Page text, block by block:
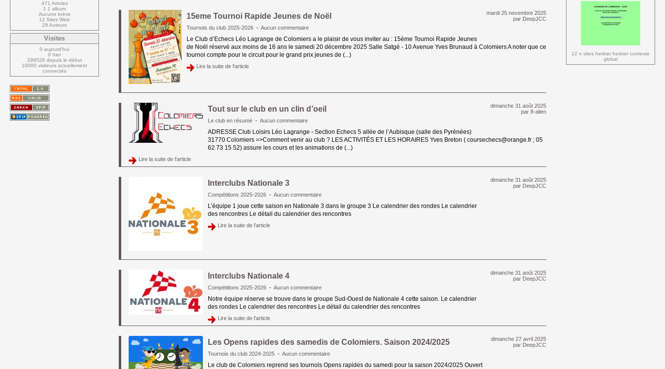
mardi 25 novembre 2025
par DeepJCC
15eme Tournoi Rapide Jeunes de Noël
Tournois du club 2025-2026 - Aucun commentaire
Le Club d’Echecs Léo Lagrange de Colomiers a le plaisir de vous inviter au : 15ème Tournoi Rapide Jeunes
de Noël réservé aux moins de 16 ans le samedi 20 décembre 2025 Salle Satgé - 10 Avenue Yves Brunaud à Colomiers A noter que ce
tournoi compte pour le circuit pour le grand prix jeunes de (...)
Lire la suite de l'article
dimanche 31 août 2025
par 8-alien
Tout sur le club en un clin d’oeil
Le club en résumé - Aucun commentaire
ADRESSE Club Loisirs Léo Lagrange - Section Echecs 5 allée de l’Aubisque (salle des Pyrénées)
31770 Colomiers =>Comment venir au club ? LES ACTIVITÉS ET LES HORAIRES Yves Breton ( coursechecs@orange.fr ; 05
62 73 15 52) assure les cours et les animations de (...)
Lire la suite de l'article
dimanche 31 août 2025
par DeepJCC
Interclubs Nationale 3
Compétitions 2025-2026 - Aucun commentaire
L’équipe 1 joue cette saison en Nationale 3 dans le groupe 3 Le calendrier des rondes Le calendrier
des rencontres Le détail du calendrier des rencontres
Lire la suite de l'article
dimanche 31 août 2025
par DeepJCC
Interclubs Nationale 4
Compétitions 2025-2026 - Aucun commentaire
Notre équipe réserve se trouve dans le groupe Sud-Ouest de Nationale 4 cette saison. Le calendrier
des rondes Le calendrier des rencontres Le détail du calendrier des rencontres
Lire la suite de l'article
dimanche 27 avril 2025
par DeepJCC
Les Opens rapides des samedis de Colomiers. Saison 2024/2025
Tournois du club 2024-2025 - Aucun commentaire
Le club de Colomiers reprend ses tournois Opens rapides du samedi pour la saison 2024/2025 Ouvert
471 Articles
1 1 album
Aucune brève
12 Sites Web
29 Auteurs
Visites
0 aujourd'hui
0 hier
299526 depuis le début
10000 visiteurs actuellement
connectés
12 n sites herbier herbier contexte
global